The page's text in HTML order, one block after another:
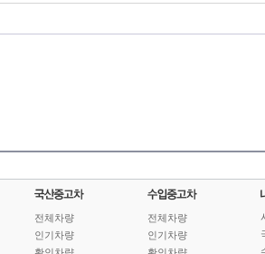
전체차량
인기차량
전체차량
인기차량